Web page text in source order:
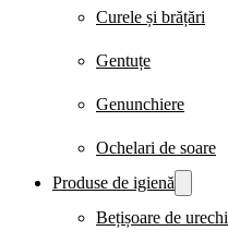
Curele și brățări
Gentuțe
Genunchiere
Ochelari de soare
Produse de igienă
Bețișoare de urechi